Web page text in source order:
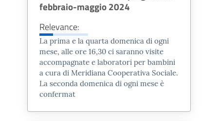
extraurbane. A ciò va aggiunto il
complesso delle infrastrutture,
ancora in gran parte conservate,
del sistema di approvvigionamento
idrico e del sistema fognario,
nonché l’impianto urbano attuale
che ricalca perfettamente quello
romano.
febbraio-maggio 2024
Relevance:
La prima e la quarta domenica di ogni
mese, alle ore 16,30 ci saranno visite
accompagnate e laboratori per bambini
a cura di Meridiana Cooperativa Sociale.
La seconda domenica di ogni mese è
confermat